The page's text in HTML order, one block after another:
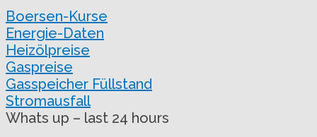
Boersen-Kurse
Energie-Daten
Heizölpreise
Gaspreise
Gasspeicher Füllstand
Stromausfall
Whats up – last 24 hours